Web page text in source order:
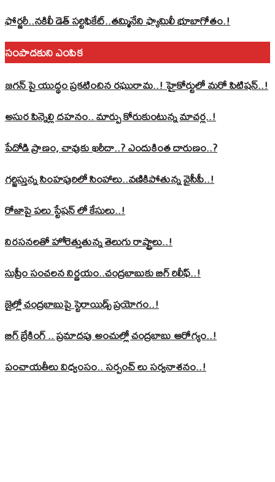
ఫోర్జరీ..నకిలీ డెత్ సర్టిఫికేట్..తమ్మినేని ఫ్యామిలీ భూబాగోతం.!
సంపాదకుని ఎంపిక
జగన్ పై యుద్థం ప్రకటించిన రఘురామ..! హైకోర్టులో మరో పిటిషన్..!
అసుర పిన్నెల్లి దహనం.. మార్పు కోరుకుంటున్న మాచర్ల..!
పేదోడి ప్రాణం, చావుకు ఖరీదా..? ఎందుకింత దారుణం..?
గర్జిస్తున్న సింహపురిలో సింహాలు..వణికిపోతున్న వైసీపీ..!
రోజాపై పలు స్టేషన్ లో కేసులు..!
నిరసనలతో హోరెత్తుతున్న తెలుగు రాష్ట్రాలు..!
సుప్రీం సంచలన నిర్ణయం..చంద్రబాబుకు బిగ్ రిలీఫ్..!
జైల్లో చంద్రబాబుపై స్టెరాయిడ్స్ ప్రయోగం..!
బిగ్ బ్రేకింగ్ .. ప్రమాదపు అంచుల్లో చంద్రబాబు ఆరోగ్యం..!
పంచాయతీలు విధ్వంసం.. సర్పంచ్ లు సర్వనాశనం..!